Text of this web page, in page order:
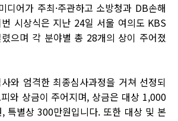
디어가 주최·주관하고 소방청과 DB손해
시상식은 지난 24일 서울 여의도 KBS
으며 각 분야별 총 28개의 상이 주어졌
와 엄격한 최종심사과정을 거쳐 선정되
와 상금이 주어지며, 상금은 대상 1,000
특별상 300만원입니다. 또한 대상 및 본